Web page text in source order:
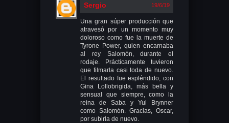
Sergio 19/6/19
Una gran súper producción que
atravesó por un momento muy
doloroso como fue la muerte de
Tyrone Power, quien encarnaba
al rey Salomón, durante el
rodaje. Prácticamente tuvieron
que filmarla casi toda de nuevo.
El resultado fue espléndido, con
Gina Lollobrigida, más bella y
sensual que siempre, como la
reina de Saba y Yul Brynner
como Salomón. Gracias, Oscar,
por subirla de nuevo.